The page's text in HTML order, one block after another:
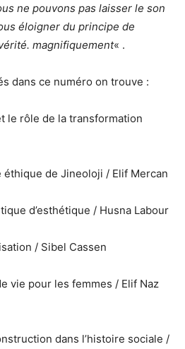
ne pouvons pas laisser le son
éloigner du principe de
magnifiquement« .
dans ce numéro on trouve :
le rôle de la transformation
éthique de Jineoloji / Elif Mercan
d’esthétique / Husna Labour
/ Sibel Cassen
vie pour les femmes / Elif Naz
dans l’histoire sociale /